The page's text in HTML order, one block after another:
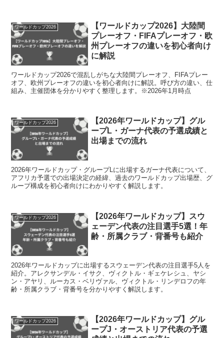
ワールドカップ2026
【ワールドカップ2026】大陸間
プレーオフ・FIFAプレーオフ・欧
州プレーオフの違いを初心者向け
に解説
ワールドカップ2026で混乱しがちな大陸間プレーオフ、FIFAプレー
オフ、欧州プレーオフの違いを初心者向けに解説。呼び方の違い、仕
組み、主催団体を分かりやすく整理します。※2026年1月時点
ワールドカップ2026
【2026年ワールドカップ】グル
ープL・ガーナ代表の予選成績と
出場までの流れ
2026年ワールドカップ・グループLに出場するガーナ代表について、
アフリカ予選での出場決定の経緯、過去のワールドカップ出場歴、グ
ループ構成を初心者向けにわかりやすく解説します。
ワールドカップ2026
【2026年ワールドカップ】スウ
ェーデン代表の注目選手5選！年
齢・所属クラブ・背番号も紹介
2026年ワールドカップに出場するスウェーデン代表の注目選手5人を
紹介。アレクサンデル・イサク、ヴィクトル・ギェケレシュ、ヤシ
ン・アヤリ、ルーカス・ベリヴァル、ヴィクトル・リンデロフの年
齢・所属クラブ・背番号を分かりやすく解説します。
ワールドカップ2026
【2026年ワールドカップ】グル
ープJ・オーストリア代表の予選